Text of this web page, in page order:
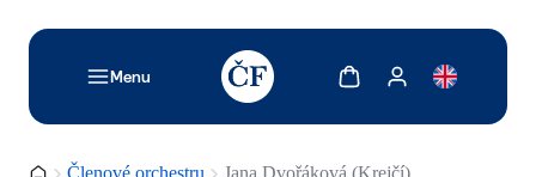
Menu
TODO: Add description for reader
Zobrazit košíkZobrazit můj účet
Domovská stránka
Členové orchestru Jana Dvořáková (Krejčí)